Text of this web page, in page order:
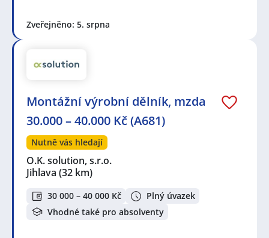
Zveřejněno: 5. srpna
Montážní výrobní dělník, mzda
30.000 – 40.000 Kč (A681)
Nutně vás hledají
O.K. solution, s.r.o.
Jihlava (32 km)
30 000 – 40 000 Kč
Plný úvazek
Vhodné také pro absolventy